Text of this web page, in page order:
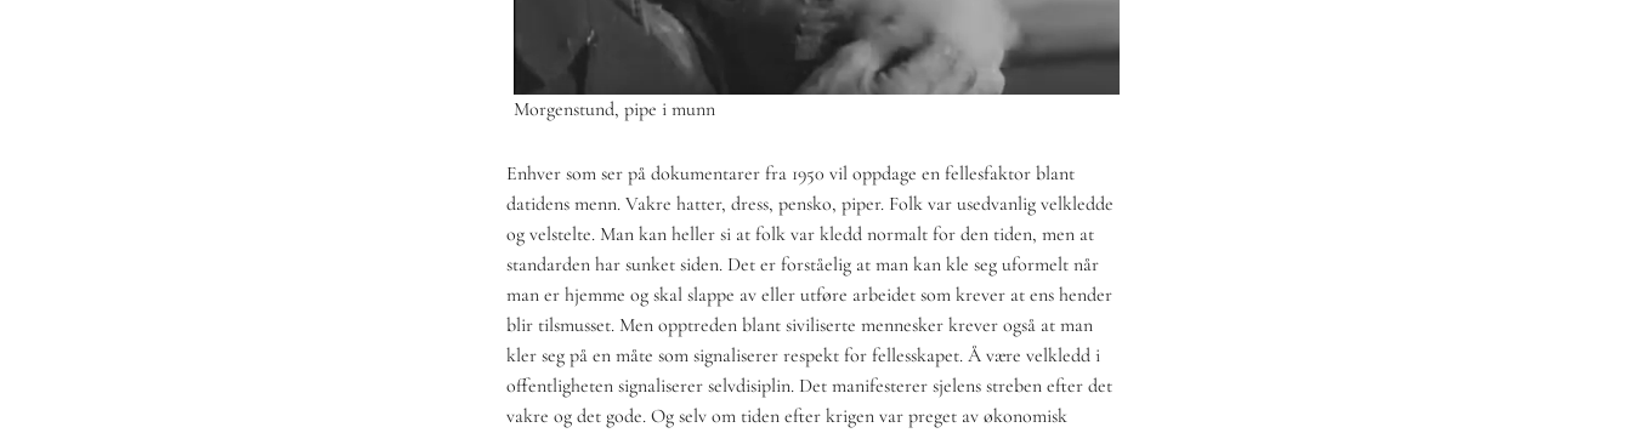
Morgenstund, pipe i munn
Enhver som ser på dokumentarer fra 1950 vil oppdage en fellesfaktor blant
datidens menn. Vakre hatter, dress, pensko, piper. Folk var usedvanlig velkledde
og velstelte. Man kan heller si at folk var kledd normalt for den tiden, men at
standarden har sunket siden. Det er forståelig at man kan kle seg uformelt når
man er hjemme og skal slappe av eller utføre arbeidet som krever at ens hender
blir tilsmusset. Men opptreden blant siviliserte mennesker krever også at man
kler seg på en måte som signaliserer respekt for fellesskapet. Å være velkledd i
offentligheten signaliserer selvdisiplin. Det manifesterer sjelens streben efter det
vakre og det gode. Og selv om tiden efter krigen var preget av økonomisk